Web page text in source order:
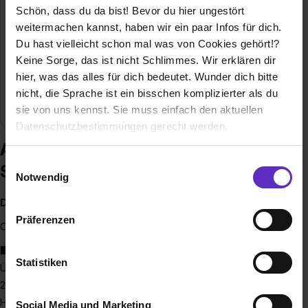
Schön, dass du da bist! Bevor du hier ungestört
weitermachen kannst, haben wir ein paar Infos für dich.
Du hast vielleicht schon mal was von Cookies gehört!?
Keine Sorge, das ist nicht Schlimmes. Wir erklären dir
hier, was das alles für dich bedeutet. Wunder dich bitte
nicht, die Sprache ist ein bisschen komplizierter als du
sie von uns kennst. Sie muss einfach den aktuellen
Datenschutzbestimmungen gerecht werden.
Benutzung der Webseite getroffenen Einstellungen zu
Webseite zu analysieren („Statistiken“), um
Informationen zu deiner Verwendung unserer Website an
Einwilligungsauswahl
Notwendig
Präferenzen
Statistiken
Social Media und Marketing
60594 Frankfurt am Main
0800-4444550
E-Mail anzeigen
Ausbildung bei Hessische
Steuerverwaltung
Dein Job, der Hessen bewegt.
Ohne uns läuft nichts – denn Steuern sind mehr als Zahlen.
Über 12.000 engagierte Mitarbeiterinnen und Mitarbeiter in
28 Finanzämtern, der Oberfinanzdirektion und dem
Hessischen Finanzministerium sorgen dafür, dass Steuern